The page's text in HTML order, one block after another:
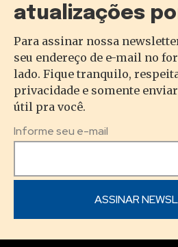
atualizações
Para assinar nossa
seu endereço de e-mail no
lado. Fique tranquilo,
privacidade e somente
útil pra você.
Informe seu e-mail